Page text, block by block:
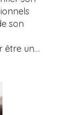
son
être un…